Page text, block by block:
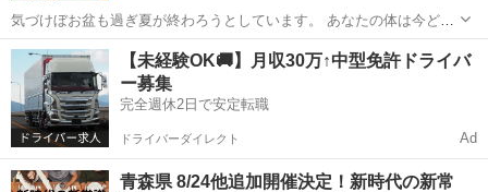
気づけぼお盆も過ぎ夏が終わろうとしています。 あなたの体は今どう
いう状態でしょうか？ 健康診断の結果はいかがでしたか？ １０年後の
あなたの体はどうなっていそうですか？ お腹の肉をつかみながら考え
てみて下さい。 ...
青森 青森市 青森駅 その他 ドリンク
【未経験OK🚚】月収30万↑中型免許ドライバ
ー募集
完全週休2日で安定転職
ドライバーダイレクト Ad
青森県 8/24他追加開催決定！新時代の新常